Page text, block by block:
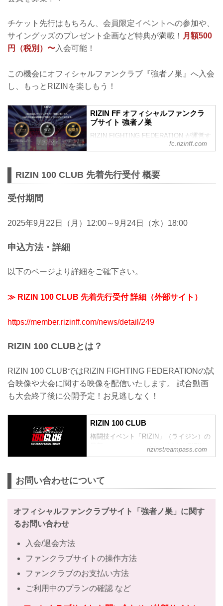
チケット先行はもちろん、会員限定イベントへの参加や、
サイングッズのプレゼント企画など特典が満載！ 月額500
円（税別）〜入会可能！
この機会にオフィシャルファンクラブ『強者ノ巣』へ入会
し、もっとRIZINを楽しもう！
RIZIN FF オフィシャルファンクラ
ブサイト 強者ノ巣
RIZIN FIGHTING FEDERATION が運営す
るオフィシャルファンクラブサイト強者
fc.rizinff.com
RIZIN 100 CLUB 先着先行受付 概要
受付期間
2025年9月22日（月）12:00～9月24日（水）18:00
申込方法・詳細
以下のページより詳細をご確下さい。
≫ RIZIN 100 CLUB 先着先行受付 詳細（外部サイト）
https://member.rizinff.com/news/detail/249
RIZIN 100 CLUBとは？
RIZIN 100 CLUBではRIZIN FIGHTING FEDERATIONの試
合映像や大会に関する映像を配信いたします。 試合動画
も大会終了後に公開予定！お見逃しなく！
RIZIN 100 CLUB
格闘技イベント「RIZIN」（ライジン）の
最新ニュースはもちろん、試合やRIZINに
まつわる動画を網羅！
rizinstreampass.com
お問い合わせについて
オフィシャルファンクラブサイト「強者ノ巣」に関す
るお問い合わせ
入会/退会方法
ファンクラブサイトの操作方法
ファンクラブのお支払い方法
ご利用中のプランの確認 など